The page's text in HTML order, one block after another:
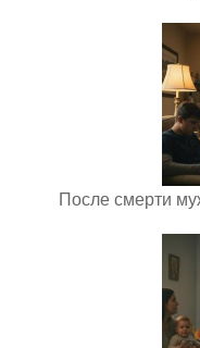
После смерти